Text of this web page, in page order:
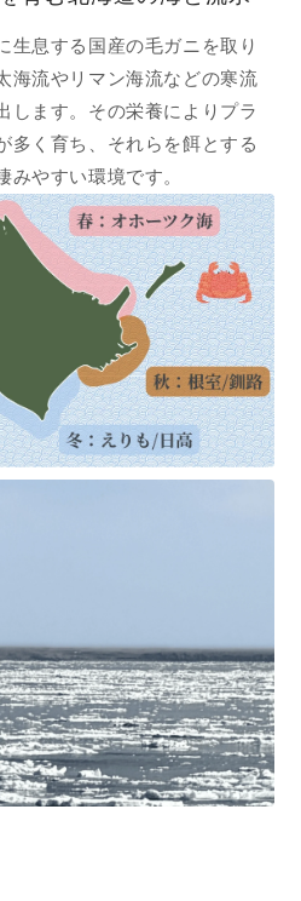
生息する国産の毛ガニを取り
海流やリマン海流などの寒流
します。その栄養によりプラ
多く育ち、それらを餌とする
みやすい環境です。